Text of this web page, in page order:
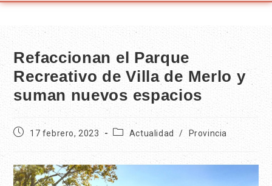
Refaccionan el Parque
Recreativo de Villa de Merlo y
suman nuevos espacios
17 febrero, 2023 Actualidad / Provincia